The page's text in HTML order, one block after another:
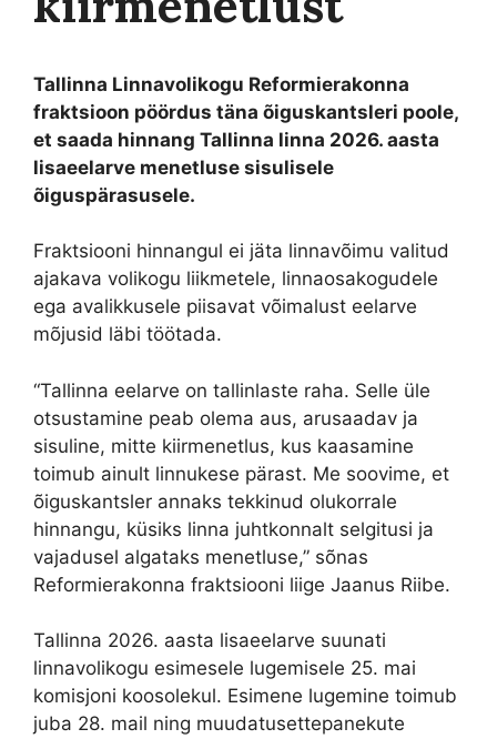
Tallinna Linnavolikogu Reformierakonna
fraktsioon pöördus täna õiguskantsleri poole,
et saada hinnang Tallinna linna 2026. aasta
lisaeelarve menetluse sisulisele
õiguspärasusele.
Fraktsiooni hinnangul ei jäta linnavõimu valitud
ajakava volikogu liikmetele, linnaosakogudele
ega avalikkusele piisavat võimalust eelarve
mõjusid läbi töötada.
“Tallinna eelarve on tallinlaste raha. Selle üle
otsustamine peab olema aus, arusaadav ja
sisuline, mitte kiirmenetlus, kus kaasamine
toimub ainult linnukese pärast. Me soovime, et
õiguskantsler annaks tekkinud olukorrale
hinnangu, küsiks linna juhtkonnalt selgitusi ja
vajadusel algataks menetluse,” sõnas
Reformierakonna fraktsiooni liige Jaanus Riibe.
Tallinna 2026. aasta lisaeelarve suunati
linnavolikogu esimesele lugemisele 25. mai
komisjoni koosolekul. Esimene lugemine toimub
juba 28. mail ning muudatusettepanekute